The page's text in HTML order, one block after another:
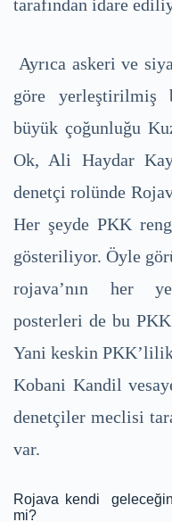
tarafından idare
Ayrıca askeri ve
göre yerleştirilmiş
büyük çoğunluğu
Ok, Ali Haydar
denetçi rolünde
Her şeyde PKK
gösteriliyor. Öyle
rojava’nın her
posterleri de bu
Yani keskin
Kobani Kandil
denetçiler meclisi
var.
Rojava kendi
mi?